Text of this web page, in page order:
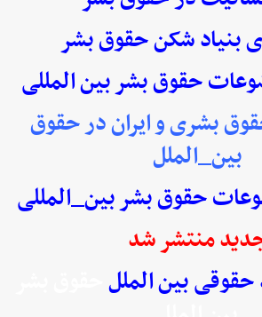
بنیاد شکن حقوق بشر
حقوق بشر بین المللی
بشری و ایران در حقوق
بین_الملل
حقوق بشر بین_المللی
منتشر شد
بین الملل